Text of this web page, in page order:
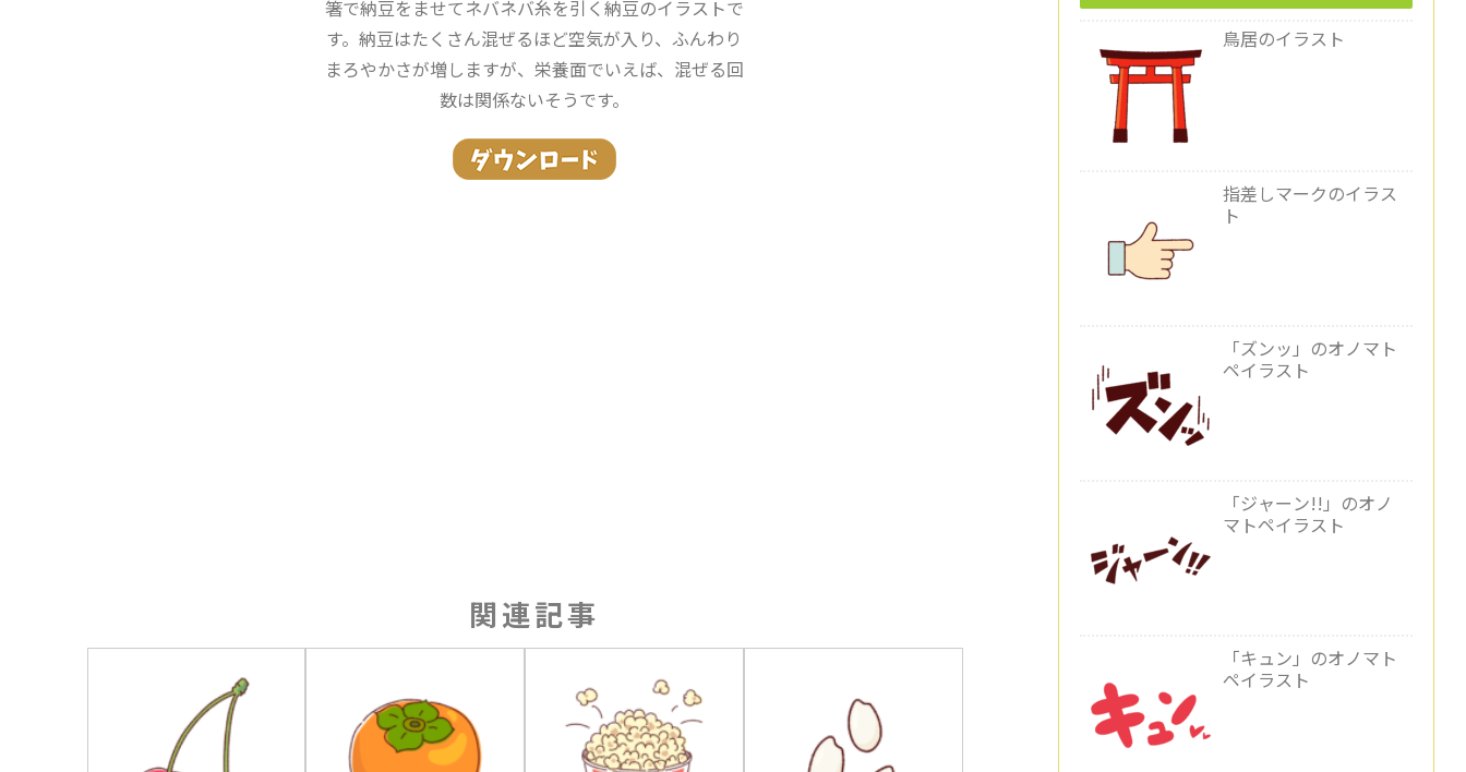
箸で納豆をませてネバネバ糸を引く納豆のイラストで
す。納豆はたくさん混ぜるほど空気が入り、ふんわり
まろやかさが増しますが、栄養面でいえば、混ぜる回
数は関係ないそうです。
関連記事
鳥居のイラスト
指差しマークのイラス
ト
「ズンッ」のオノマト
ペイラスト
「ジャーン!!」のオノ
マトペイラスト
「キュン」のオノマト
ペイラスト